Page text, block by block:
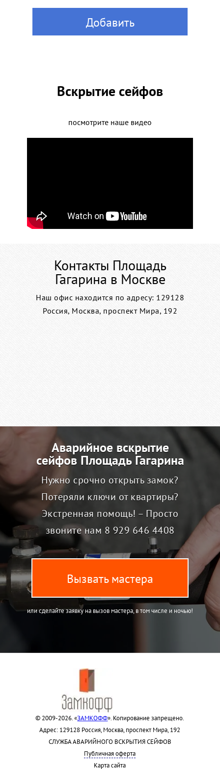
Добавить
Вскрытие сейфов
посмотрите наше видео
Контакты Площадь
Гагарина в Москве
Наш офис находится по адресу: 129128
Россия, Москва, проспект Мира, 192
Аварийное вскрытие
сейфов Площадь Гагарина
Нужно срочно открыть замок?
Потеряли ключи от квартиры?
Экстренная помощь! – Просто
звоните нам 8 929 646 4408
Вызвать мастера
или сделайте заявку на вызов мастера, в том числе и ночью!
© 2009-2026. «ЗАМКОФФ». Копирование запрещено.
Адрес: 129128 Россия, Москва, проспект Мира, 192
СЛУЖБА АВАРИЙНОГО ВСКРЫТИЯ СЕЙФОВ
Публичная оферта
Карта сайта